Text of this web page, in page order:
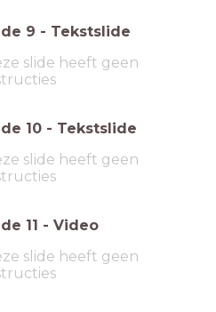
9 - Tekstslide
slide heeft geen
10 - Tekstslide
slide heeft geen
11 - Video
slide heeft geen